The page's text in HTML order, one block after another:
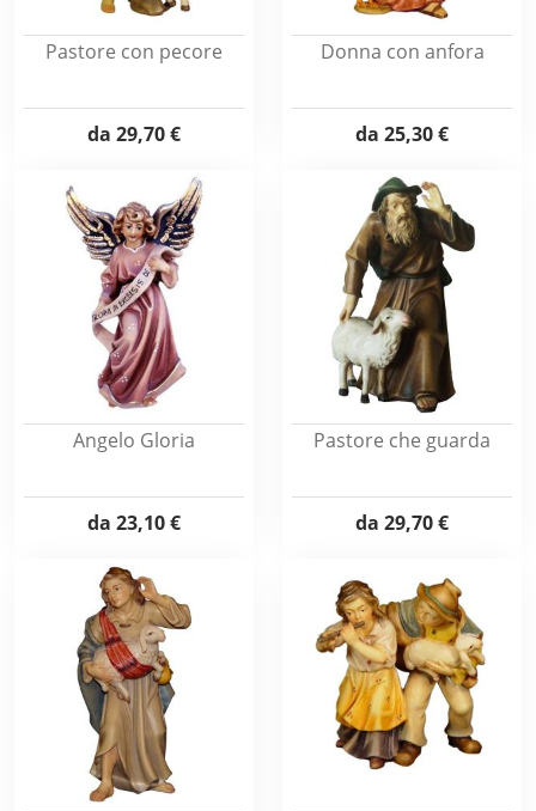
Pastore con pecore
da 29,70 €
Donna con anfora
da 25,30 €
Angelo Gloria
da 23,10 €
Pastore che guarda
da 29,70 €